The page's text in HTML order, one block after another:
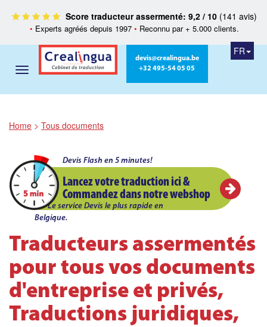
Score traducteur assermenté: 9,2 / 10 (141 avis)
• Experts agréés depuis 1997 • Reconnu par + 5.000 clients.
devis@crealingua.be
+32 495-54 05 05
FR
Home > Tous documents
Devis Flash en 5 minutes!
Lancez votre traduction ici &
Commandez dans notre webshop
Le service Devis le plus rapide en
Belgique.
Traducteurs assermentés
pour tous vos documents
d'entreprise et privés,
Traductions juridiques,